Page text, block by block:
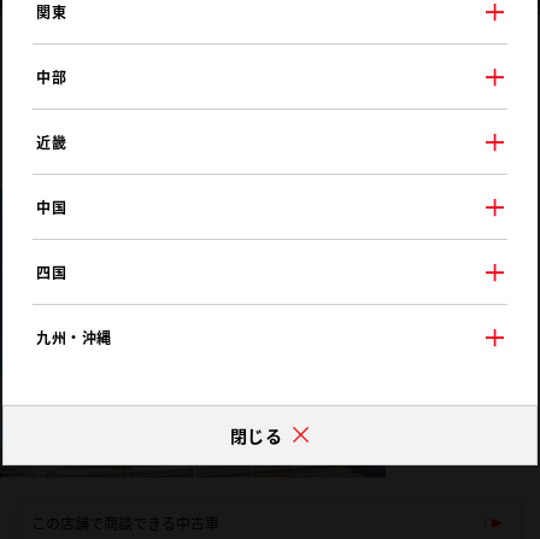
関東
中部
近畿
中国
四国
九州・沖縄
閉じる
ＮＴＰ名古屋トヨペット
檀渓通店
この店舗で商談できる中古車